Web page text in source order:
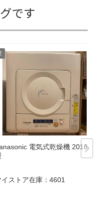
です
電気式乾燥機 2016年
イストア在庫： 4601